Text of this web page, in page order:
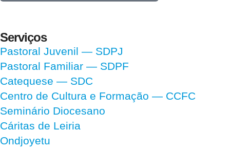
Serviços
Pastoral Juvenil — SDPJ
Pastoral Familiar — SDPF
Catequese — SDC
Centro de Cultura e Formação — CCFC
Seminário Diocesano
Cáritas de Leiria
Ondjoyetu